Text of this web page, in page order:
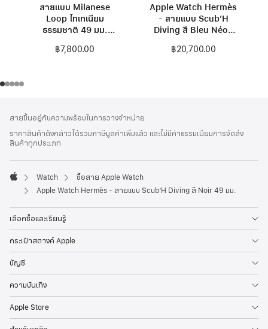
สายแบบ Milanese
Loop ไทเทเนียม
ธรรมชาติ 49 มม.
฿7,800.00
Apple Watch Hermès
- สายแบบ Scub’H
Diving สี Bleu Néon
฿20,700.00
ส่วน
ท้าย
กระดาษ
เชิงอรรถ
สายขึ้นอยู่กับความพร้อมในการวางจำหน่าย
ราคาสินค้าดังกล่าวได้รวมภาษีมูลค่าเพิ่มแล้ว และไม่มีค่าธรรมเนียมการจัดส่ง
สินค้าทุกประเภท
Apple
Watch
ซื้อสาย Apple Watch
Apple Watch Hermès - สายแบบ Scub’H Diving สี Noir 49 มม.
เลือกซื้อและเรียนรู้
กระเป๋าสตางค์ Apple
บัญชี
ความบันเทิง
Apple Store